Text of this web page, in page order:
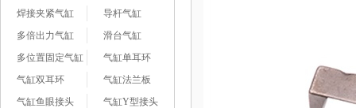
焊接夹紧气缸
导杆气缸
多倍出力气缸
滑台气缸
多位置固定气缸
气缸单耳环
气缸双耳环
气缸法兰板
气缸鱼眼接头
气缸Y型接头